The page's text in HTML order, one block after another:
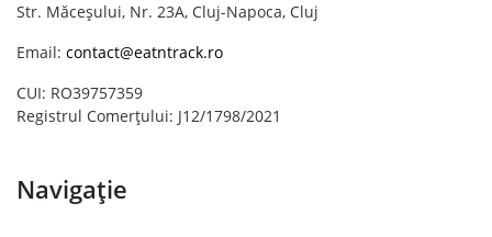
Str. Măceșului, Nr. 23A, Cluj-Napoca, Cluj
Email: contact@eatntrack.ro
CUI: RO39757359
Registrul Comerțului: J12/1798/2021
Navigație